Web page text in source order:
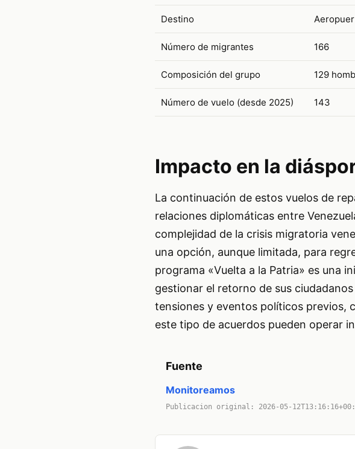
Destino
Número de migrantes 166
Composición del grupo 129
Número de vuelo (desde 2025) 143
Impacto en la
La continuación de estos vuelos de
relaciones diplomáticas entre
complejidad de la crisis migratoria
una opción, aunque limitada, para
programa «Vuelta a la Patria» es una
gestionar el retorno de sus
tensiones y eventos políticos previos,
este tipo de acuerdos pueden operar
Fuente
Monitoreamos
Publicacion original: 2026-05-